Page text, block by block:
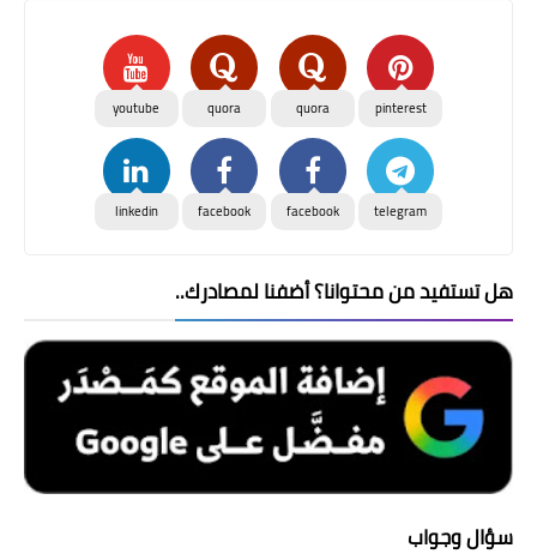
pinterest
quora
quora
youtube
telegram
facebook
facebook
linkedin
هل تستفيد من محتوانا؟ أضفنا لمصادرك..
سؤال وجواب